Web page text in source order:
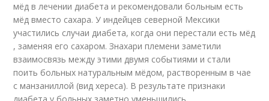
мёд в лечении диабета и рекомендовали больным есть
мёд вместо сахара. У индейцев северной Мексики
участились случаи диабета, когда они перестали есть мёд
, заменяя его сахаром. Знахари племени заметили
взаимосвязь между этими двумя событиями и стали
поить больных натуральным мёдом, растворенным в чае
с манзаниллой (вид хереса). В результате признаки